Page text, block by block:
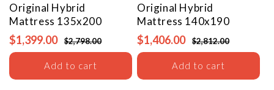
Original Hybrid
Mattress 135x200
$1,399.00 $2,798.00
Add to cart
Original Hybrid
Mattress 140x190
$1,406.00 $2,812.00
Add to cart